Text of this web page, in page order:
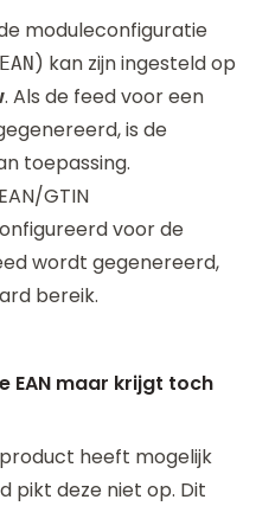
moduleconfiguratie
EAN) kan zijn ingesteld op
. Als de feed voor een
is de
toepassing.
GTIN
voor de
wordt gegenereerd,
bereik.
EAN maar krijgt toch
heeft mogelijk
pikt deze niet op. Dit